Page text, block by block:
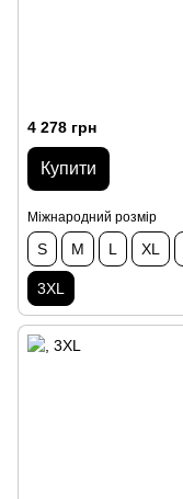
4 278 грн
Купити
Міжнародний розмір
S M L XL
3XL